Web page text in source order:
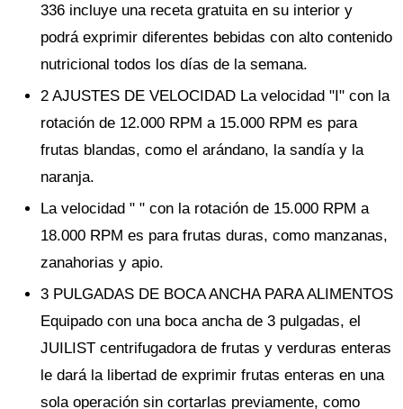
336 incluye una receta gratuita en su interior y
podrá exprimir diferentes bebidas con alto contenido
nutricional todos los días de la semana.
2 AJUSTES DE VELOCIDAD La velocidad "I" con la
rotación de 12.000 RPM a 15.000 RPM es para
frutas blandas, como el arándano, la sandía y la
naranja.
La velocidad " " con la rotación de 15.000 RPM a
18.000 RPM es para frutas duras, como manzanas,
zanahorias y apio.
3 PULGADAS DE BOCA ANCHA PARA ALIMENTOS
Equipado con una boca ancha de 3 pulgadas, el
JUILIST centrifugadora de frutas y verduras enteras
le dará la libertad de exprimir frutas enteras en una
sola operación sin cortarlas previamente, como